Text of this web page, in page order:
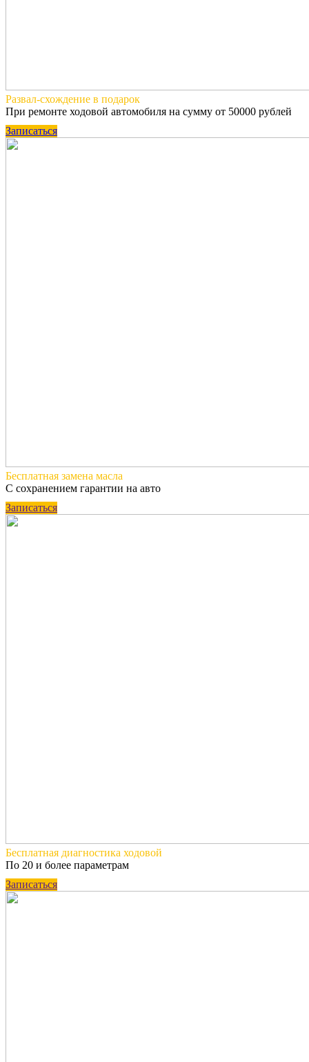
Развал-схождение в подарок
При ремонте ходовой автомобиля на сумму от 50000 рублей
Записаться
Бесплатная замена масла
С сохранением гарантии на авто
Записаться
Бесплатная диагностика ходовой
По 20 и более параметрам
Записаться